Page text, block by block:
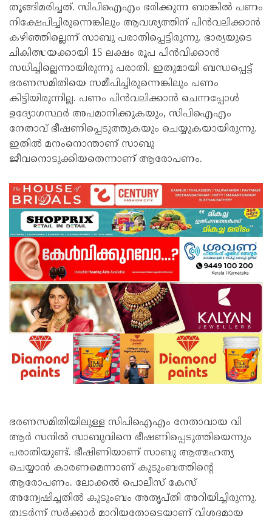
തൂങ്ങിമരിച്ചത്. സിപിഐഎം ഭരിക്കുന്ന ബാങ്കില്‍ പണം
നിക്ഷേപിച്ചിരുന്നെങ്കിലും ആവശ്യത്തിന് പിന്‍വലിക്കാന്‍
കഴിഞ്ഞില്ലെന്ന് സാബു പരാതിപ്പെട്ടിരുന്നു. ഭാര്യയുടെ
ചികിത്സയക്കായി 15 ലക്ഷം രൂപ പിന്‍വിക്കാന്‍
സധിച്ചില്ലെന്നായിരുന്നു പരാതി. ഇതുമായി ബന്ധപ്പെട്ട്
ഭരണസമിതിയെ സമീപിച്ചിരുന്നെങ്കിലും പണം
കിട്ടിയിരുന്നില്ല. പണം പിൻവലിക്കാൻ ചെന്നപ്പോൾ
ഉദ്യോഗസ്ഥർ അപമാനിക്കുകയും, സിപിഐഎം
നേതാവ് ഭീഷണിപ്പെടുത്തുകയും ചെയ്യുകയായിരുന്നു.
ഇതിൽ മനംനൊന്താണ് സാബു
ജീവനൊടുക്കിയതെന്നാണ് ആരോപണം.
ഭരണസമിതിയിലുള്ള സിപിഐഎം നേതാവായ വി
ആര്‍ സനില്‍ സാബുവിനെ ഭീഷണിപ്പെടുത്തിയെന്നും
പരാതിയുണ്ട്. ഭീഷിണിയാണ് സാബു ആത്മഹത്യ
ചെയ്യാന്‍ കാരണമെന്നാണ് കുടുംബത്തിന്റെ
ആരോപണം. ലോക്കല്‍ പൊലീസ് കേസ്
അന്വേഷിച്ചതില്‍ കുടുംബം അതൃപ്തി അറിയിച്ചിരുന്നു.
തുടര്‍ന്ന് സര്‍ക്കാര്‍ മാറിയതോടെയാണ് വിശദമായ